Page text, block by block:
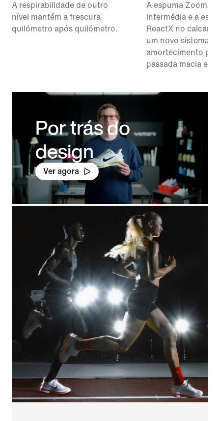
A respirabilidade de outro
nível mantém a frescura
quilómetro após quilómetro.
A espuma ZoomX
intermédia e a
ReactX no
um novo sistema de
amortecimento
passada macia e
Por trás do
design
Ver agora